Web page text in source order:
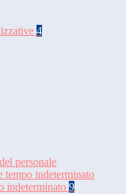
4
personale
tempo indeterminato
indeterminato 9